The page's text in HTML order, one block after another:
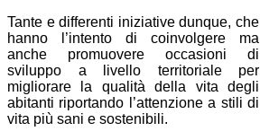
Tante e differenti iniziative dunque, che
hanno l’intento di coinvolgere ma
anche promuovere occasioni di
sviluppo a livello territoriale per
migliorare la qualità della vita degli
abitanti riportando l’attenzione a stili di
vita più sani e sostenibili.